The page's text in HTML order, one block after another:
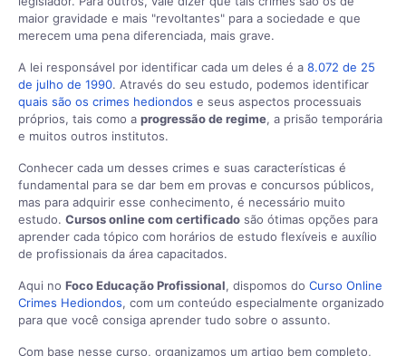
maior gravidade e mais "revoltantes" para a sociedade e que
merecem uma pena diferenciada, mais grave.
A lei responsável por identificar cada um deles é a 8.072 de 25
de julho de 1990. Através do seu estudo, podemos identificar
quais são os crimes hediondos e seus aspectos processuais
próprios, tais como a progressão de regime, a prisão temporária
e muitos outros institutos.
Conhecer cada um desses crimes e suas características é
fundamental para se dar bem em provas e concursos públicos,
mas para adquirir esse conhecimento, é necessário muito
estudo. Cursos online com certificado são ótimas opções para
aprender cada tópico com horários de estudo flexíveis e auxílio
de profissionais da área capacitados.
Aqui no Foco Educação Profissional, dispomos do Curso Online
Crimes Hediondos, com um conteúdo especialmente organizado
para que você consiga aprender tudo sobre o assunto.
Com base nesse curso, organizamos um artigo bem completo,